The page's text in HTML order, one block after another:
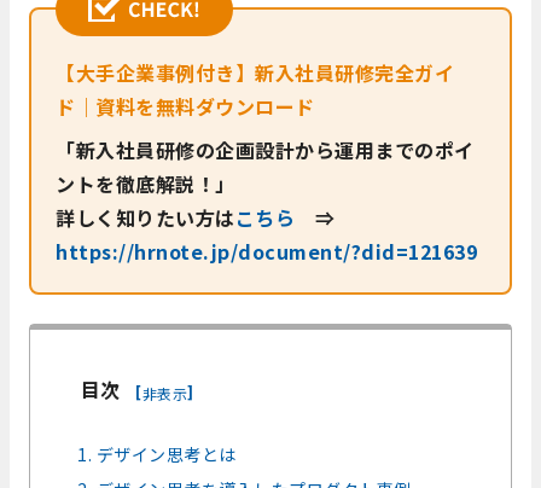
【大手企業事例付き】新入社員研修完全ガイ
ド｜資料を無料ダウンロード
「新入社員研修の企画設計から運用までのポイ
ントを徹底解説！」
詳しく知りたい方はこちら ⇒
https://hrnote.jp/document/?did=121639
目次 [非表示]
1. デザイン思考とは